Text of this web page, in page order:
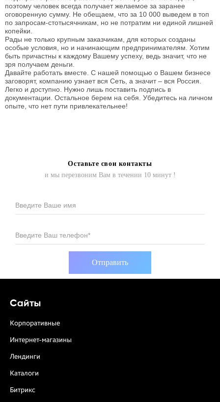
поэтому человек всегда получает желаемое за заранее
оговоренную сумму. Не обещаем, что за 10 000 выведем в топ
по запросам-стотысячникам, но не потратим ни единой лишней
копейки.
Рады не только крупным заказчикам, для которых созданы
особые условия, но и начинающим предпринимателям. Хотим
быть причастны к каждому Вашему успеху, ведь значит, что не
зря получаем деньги.
Давайте работать вместе. С нашей помощью о Вашем бизнесе
заговорят, компанию узнает вся Сеть, а значит – вся Россия.
Легко и доступно. Нужно лишь поставить подпись в
документации. Остальное берем на себя. Убедитесь на личном
опыте, что нет пути привлекательнее!
Оставьте свои контакты
и мы перезвоним Вам в течении 10 минут !
Введите Ваше имя
Введите Ваш телефон*
Сайты
Корпоративные
Интернет-магазины
Лендинги
Каталоги
Битрикс